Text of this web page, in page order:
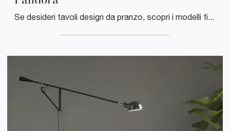
Se desideri tavoli design da pranzo, scopri i modelli fissi di Tonin Casa: clicca e scopri il modello Pandora in legno.